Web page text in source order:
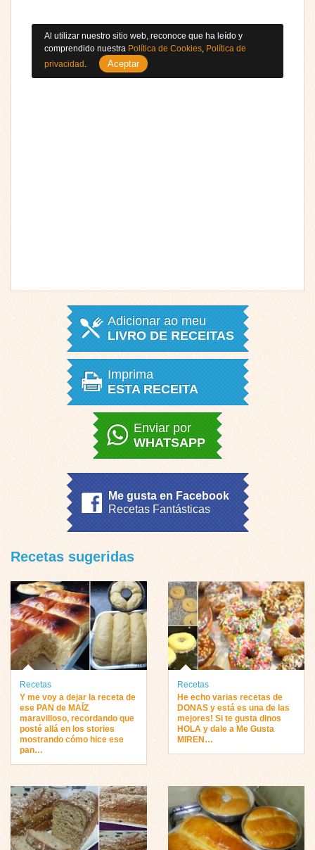
Adicionar ao meu
LIVRO DE RECEITAS
Imprima
ESTA RECEITA
Enviar por
WHATSAPP
Me gusta en Facebook
Recetas Fantásticas
Recetas sugeridas
Recetas
Y me voy a dejar la receta de
ese PAN de MAÍZ
maravilloso, recordando que
posté allá en los stories
mostrando cómo hice ese
pan…
Recetas
He echo varias recetas de
DONAS y está es una de las
mejores! Si te gusta dinos
HOLA y dale a Me Gusta
MIREN…
Al utilizar nuestro sitio web, reconoce que ha leído y
comprendido nuestra Política de Cookies Política de
privacidad
Aceptar